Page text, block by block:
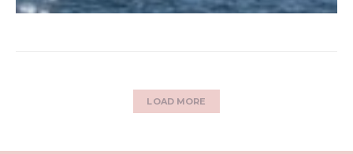
LOAD MORE